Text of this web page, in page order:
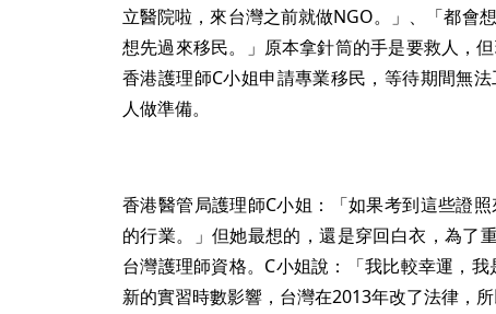
立醫院啦，來台灣之前就做NGO。」、「都會
想先過來移民。」原本拿針筒的手是要救人，
香港護理師C小姐申請專業移民，等待期間無
人做準備。
香港醫管局護理師C小姐：「如果考到這些證
的行業。」但她最想的，還是穿回白衣，為了
台灣護理師資格。C小姐說：「我比較幸運，
新的實習時數影響，台灣在2013年改了法律，